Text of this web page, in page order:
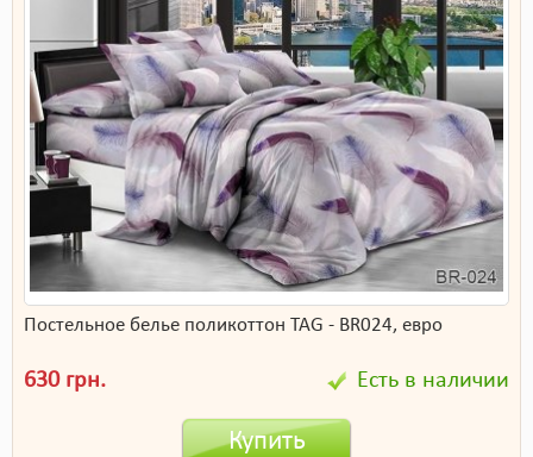
Постельное белье поликоттон TAG - BR024, евро
630 грн. Есть в наличии
Купить